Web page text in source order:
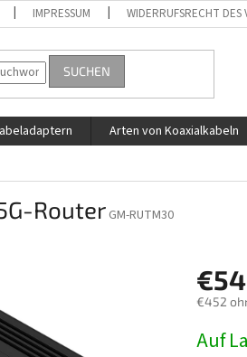
IMPRESSUM WIDERRUFSRECHT DES
SUCHEN
Arten von Koaxialkabeln
RouterGM-RUTM30
€452
Auf